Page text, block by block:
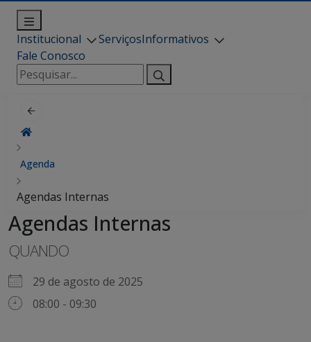
Institucional ServiçosInformativos
Fale Conosco
Pesquisar
por:
Agenda
Agendas Internas
Agendas Internas
QUANDO
29 de agosto de 2025
08:00 - 09:30